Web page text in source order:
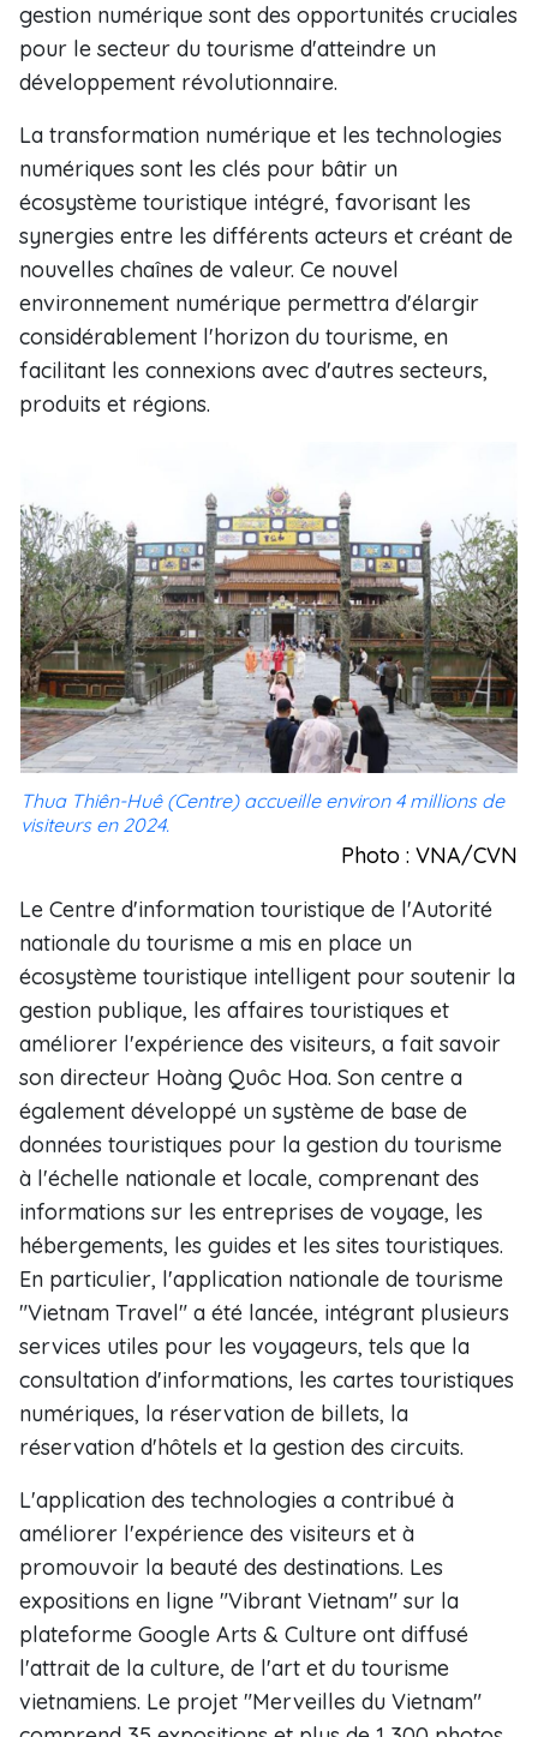
gestion numérique sont des opportunités cruciales
pour le secteur du tourisme d'atteindre un
développement révolutionnaire.
La transformation numérique et les technologies
numériques sont les clés pour bâtir un
écosystème touristique intégré, favorisant les
synergies entre les différents acteurs et créant de
nouvelles chaînes de valeur. Ce nouvel
environnement numérique permettra d'élargir
considérablement l'horizon du tourisme, en
facilitant les connexions avec d'autres secteurs,
produits et régions.
Thua Thiên-Huê (Centre) accueille environ 4 millions de
visiteurs en 2024.
Photo : VNA/CVN
Le Centre d'information touristique de l'Autorité
nationale du tourisme a mis en place un
écosystème touristique intelligent pour soutenir la
gestion publique, les affaires touristiques et
améliorer l'expérience des visiteurs, a fait savoir
son directeur Hoàng Quôc Hoa. Son centre a
également développé un système de base de
données touristiques pour la gestion du tourisme
à l'échelle nationale et locale, comprenant des
informations sur les entreprises de voyage, les
hébergements, les guides et les sites touristiques.
En particulier, l'application nationale de tourisme
"Vietnam Travel" a été lancée, intégrant plusieurs
services utiles pour les voyageurs, tels que la
consultation d'informations, les cartes touristiques
numériques, la réservation de billets, la
réservation d'hôtels et la gestion des circuits.
L'application des technologies a contribué à
améliorer l'expérience des visiteurs et à
promouvoir la beauté des destinations. Les
expositions en ligne "Vibrant Vietnam" sur la
plateforme Google Arts & Culture ont diffusé
l'attrait de la culture, de l'art et du tourisme
vietnamiens. Le projet "Merveilles du Vietnam"